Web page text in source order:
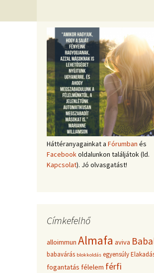
Háttéranyagainkat a Fórumban és
Facebook oldalunkon találjátok (ld.
Kapcsolat). Jó olvasgatást!
Címkefelhő
alloimmun Almafa aviva
babavárás blokkoldás egyensúly
fogantatás félelem férfi